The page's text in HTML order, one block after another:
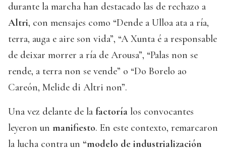
durante la marcha han destacado las de rechazo a
Altri, con mensajes como “Dende a Ulloa ata a ría,
terra, auga e aire son vida”, “A Xunta é a responsable
de deixar morrer a ría de Arousa”, “Palas non se
rende, a terra non se vende” o “Do Borelo ao
Careón, Melide di Altri non”.
Una vez delante de la factoría los convocantes
leyeron un manifiesto. En este contexto, remarcaron
la lucha contra un “modelo de industrialización